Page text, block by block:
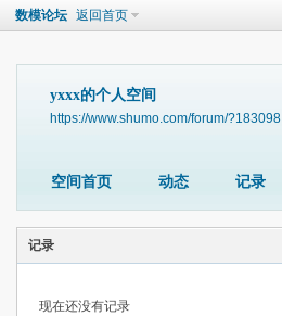
数模论坛 返回首页
yxxx的个人空间
https://www.shumo.com/forum/?183098
空间首页 动态 记录
记录
现在还没有记录